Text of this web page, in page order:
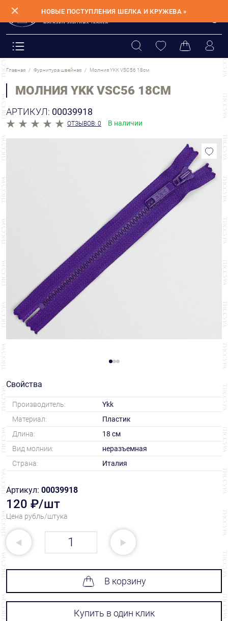
✕ НОВЫЕ ПОСТУПЛЕНИЯ ШЕЛКА И КРУЖЕВА »
Главная Фурнитура швейная Молния YKK VSC56 18см
МОЛНИЯ YKK VSC56 18СМ
АРТИКУЛ: 00039918
ОТЗЫВОВ: 0 В наличии
Свойства
Производитель:
Ykk
Материал:
Пластик
Длина:
18 см
Вид молнии:
неразъемная
Страна:
Италия
Артикул: 00039918
120 ₽/шт
Цена рубль/штука
В корзину
Купить в один клик